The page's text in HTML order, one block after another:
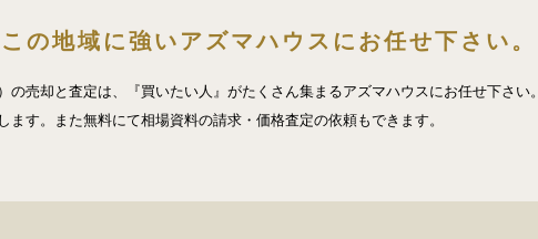
の地域に強いアズマハウスにお任せ下さい。
売却と査定は、『買いたい人』がたくさん集まるアズマハウスにお任せ下さい。
す。また無料にて相場資料の請求・価格査定の依頼もできます。